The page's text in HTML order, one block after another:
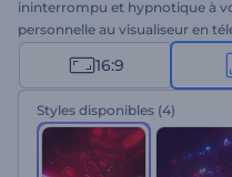
ininterrompu et hypnotique à
personnelle au visualiseur en
sélectionnant l'un des styles
genre de votre musique. Ce
musiciens, les DJ et les
améliorer l'impact visuel de
transformez votre musique en
fascinante !
16:9
Styles disponibles (4)